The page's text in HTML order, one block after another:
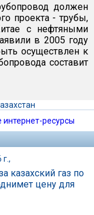
должен
проекта - трубы,
с нефтяными
в 2005 году
осуществлен к
составит
ресурсы
казахский газ по
цену для